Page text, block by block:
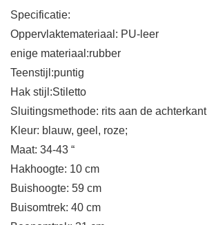
Specificatie:
Oppervlaktemateriaal: PU-leer
enige materiaal:rubber
Teenstijl:puntig
Hak stijl:Stiletto
Sluitingsmethode: rits aan de achterkant
Kleur: blauw, geel, roze;
Maat: 34-43 “
Hakhoogte: 10 cm
Buishoogte: 59 cm
Buisomtrek: 40 cm